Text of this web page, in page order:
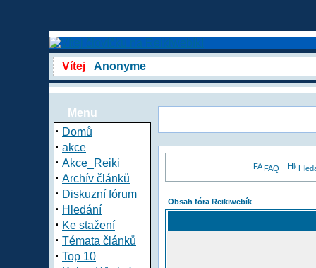
Vítej Anonyme
Menu
· Domů
· akce
· Akce_Reiki
· Archív článků
· Diskuzní fórum
· Hledání
· Ke stažení
· Témata článků
· Top 10
FAQ
Obsah fóra Reikiwebík